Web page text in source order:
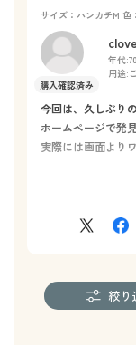
サイズ：ハンカチM 色
年代:
用途:
今回は、久しぶり
ホームページで発
実際には画面より
絞り